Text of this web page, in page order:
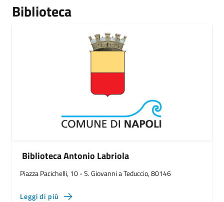
Biblioteca
Biblioteca Antonio Labriola
Piazza Pacichelli, 10 - S. Giovanni a Teduccio, 80146
Leggi di più